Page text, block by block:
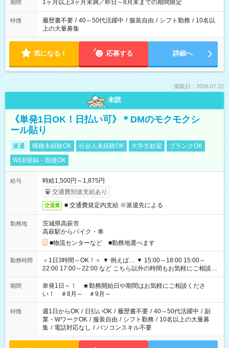
期間 1ヶ月以上3ヶ月未満／即日～8月末までの期間限定
特徴 履歴書不要 / 40～50代活躍中 / 服装自由 / シフト勤務 / 10名以
上の大量募集
気になる！ 応募する 詳細へ
掲載日：2026.07.22
未読
《単発1日OK！日払い可》＊DMのモクモクシ
ール貼り
派遣 職種未経験OK 社会人未経験OK 大学生歓迎
ブランクOK
WEB登録・面接OK
給与
時給1,500円～1,875円
交通費別途支給あり
交通費 ■ 交通費規定内支給 ※派遣先による
勤務地
茨城県高萩市
高萩駅からバイク・車
■物流センターなど ■勤務地選べます
勤務時間
＜1日3時間～OK！＞ ▼ 例えば… ▼ 15:00～18:00 15:00～
22:00 17:00～22:00 など こちら以外の時間もお気軽にご相談く
ださい！
期間
単発1日～！ ★勤務開始日や期間はお気軽にご相談くださ
い！ ＃8月～ ＃9月～
特徴 週1日からOK / 日払いOK / 履歴書不要 / 40～50代活躍中 / 副
業・WワークOK / 服装自由 / シフト勤務 / 10名以上の大量募
集 / 電話対応なし / パソコンスキル不要